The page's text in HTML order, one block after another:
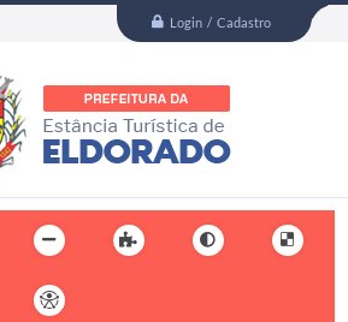
Login / Cadastro